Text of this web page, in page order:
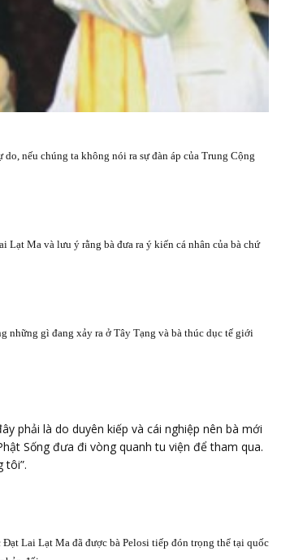
nếu chúng ta không nói ra sự đàn áp của Trung Cộng
Ma và lưu ý rằng bà đưa ra ý kiến cá nhân của bà chứ
những gì đang xảy ra ở Tây Tạng và bà thúc dục tế giới
phải là do duyên kiếp và cái nghiệp nên bà mới
Sống đưa đi vòng quanh tu viện để tham qua.
tôi”.
Lai Lạt Ma đã được bà Pelosi tiếp đón trọng thể tại quốc